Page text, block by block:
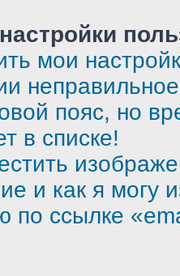
мои
пояс, но
в списке!
и как я могу
по ссылке